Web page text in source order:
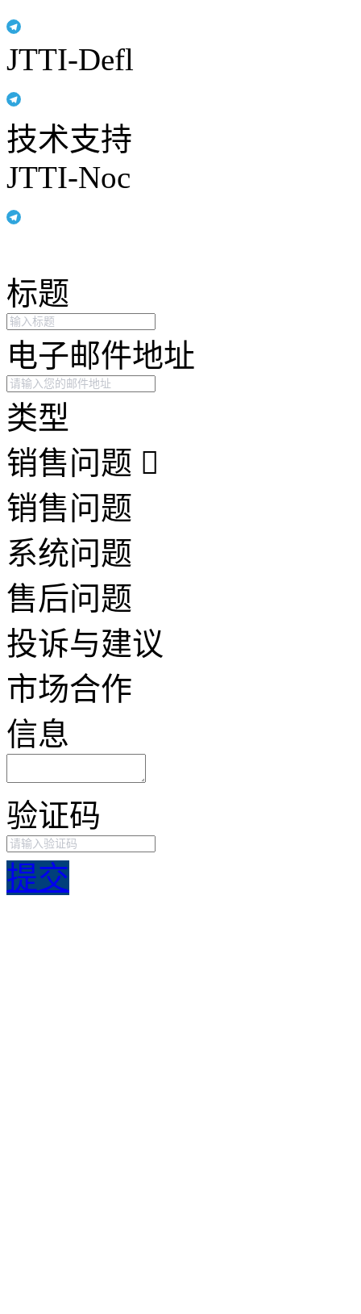
JTTI-Defl
技术支持
JTTI-Noc
标题
电子邮件地址
类型
销售问题
销售问题
系统问题
售后问题
投诉与建议
市场合作
信息
验证码
提交